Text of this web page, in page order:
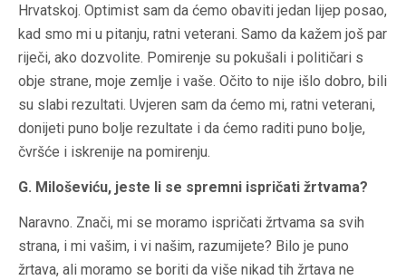
Hrvatskoj. Optimist sam da ćemo obaviti jedan lijep posao,
kad smo mi u pitanju, ratni veterani. Samo da kažem još par
riječi, ako dozvolite. Pomirenje su pokušali i političari s
obje strane, moje zemlje i vaše. Očito to nije išlo dobro, bili
su slabi rezultati. Uvjeren sam da ćemo mi, ratni veterani,
donijeti puno bolje rezultate i da ćemo raditi puno bolje,
čvršće i iskrenije na pomirenju.
G. Miloševiću, jeste li se spremni ispričati žrtvama?
Naravno. Znači, mi se moramo ispričati žrtvama sa svih
strana, i mi vašim, i vi našim, razumijete? Bilo je puno
žrtava, ali moramo se boriti da više nikad tih žrtava ne